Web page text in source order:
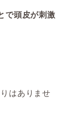
で頭皮が刺激
はありませ